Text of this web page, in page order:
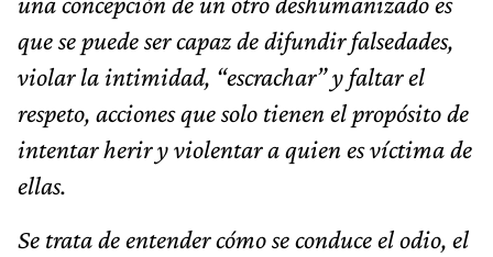
que se puede ser capaz de difundir falsedades,
violar la intimidad, “escrachar” y faltar el
respeto, acciones que solo tienen el propósito de
intentar herir y violentar a quien es víctima de
ellas.
Se trata de entender cómo se conduce el odio, el